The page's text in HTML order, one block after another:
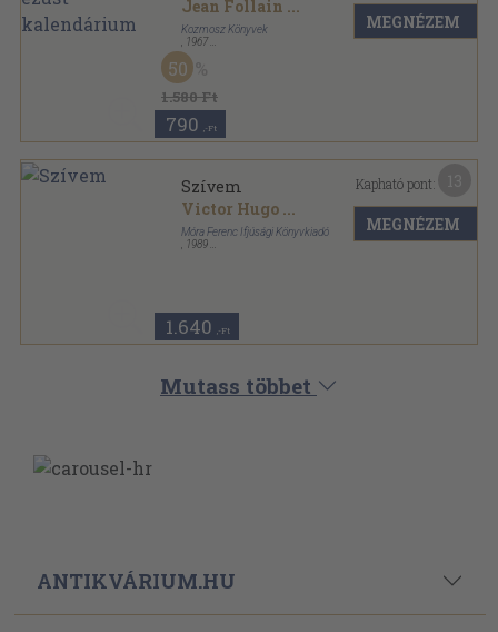
Jean Follain ...
Kozmosz Könyvek
1967
Vászon
1.580 Ft
50
790 ,-Ft
MEGNÉZEM
Szívem
Victor Hugo ...
Móra Ferenc Ifjúsági Könyvkiadó
1989
1.640 ,-Ft
Kapható pont:
MEGNÉZEM
Mutass többet
ANTIKVÁRIUM.HU